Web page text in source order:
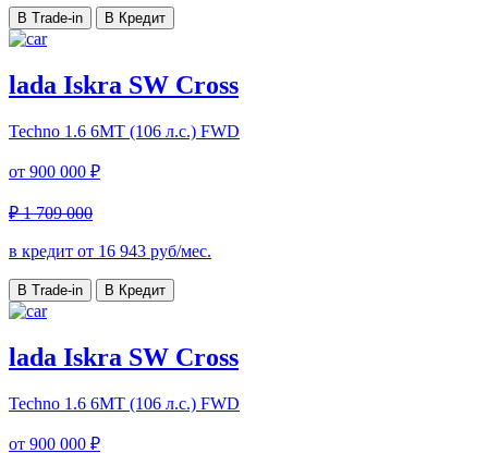
В Trade-in В Кредит
lada Iskra SW Cross
Techno 1.6 6МТ (106 л.с.) FWD
от 900 000 ₽
₽ 1 709 000
в кредит от 16 943 руб/мес.
В Trade-in В Кредит
lada Iskra SW Cross
Techno 1.6 6МТ (106 л.с.) FWD
от 900 000 ₽